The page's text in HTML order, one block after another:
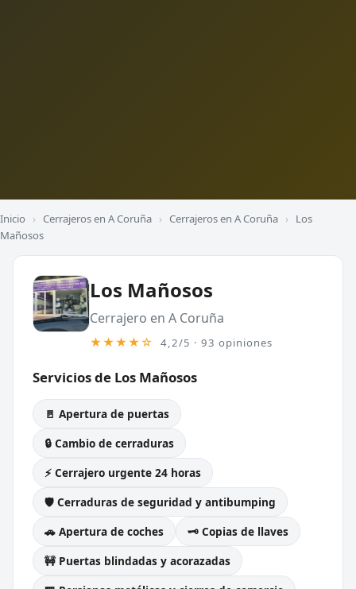
Inicio › Cerrajeros en A Coruña › Cerrajeros en A Coruña › Los
Mañosos
Los Mañosos
Cerrajero en A Coruña
★★★★☆ 4,2/5 · 93 opiniones
Servicios de Los Mañosos
🚪 Apertura de puertas
🔒 Cambio de cerraduras
⚡ Cerrajero urgente 24 horas
🛡️ Cerraduras de seguridad y antibumping
🚗 Apertura de coches
🗝️ Copias de llaves
🚧 Puertas blindadas y acorazadas